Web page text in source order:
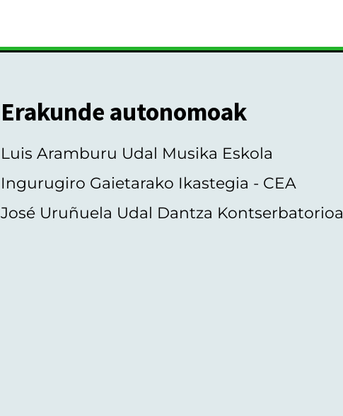
Erakunde autonomoak
Luis Aramburu Udal Musika Eskola
Ingurugiro Gaietarako Ikastegia - CEA
José Uruñuela Udal Dantza Kontserbatorioa